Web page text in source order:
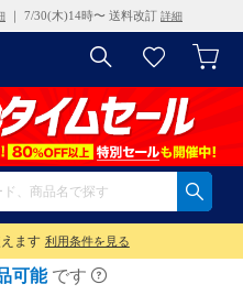
｜ 7/30(木)14時〜 送料改訂 詳細
ます 利用条件を見る
可能 です